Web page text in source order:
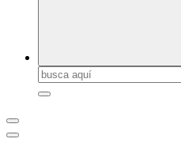
Buscar: